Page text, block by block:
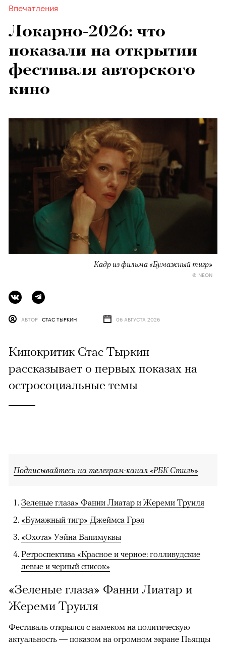
Впечатления
Локарно-2026: что
показали на открытии
фестиваля авторского
кино
Кадр из фильма «Бумажный тигр»
© NEON
АВТОР СТАС ТЫРКИН 06 АВГУСТА 2026
Кинокритик Стас Тыркин
рассказывает о первых показах на
остросоциальные темы
Подписывайтесь на телеграм-канал «РБК Стиль»
Зеленые глаза» Фанни Лиатар и Жереми Труиля
«Бумажный тигр» Джеймса Грэя
«Охота» Уэйна Вапимуквы
Ретроспектива «Красное и черное: голливудские
левые и черный список»
«Зеленые глаза» Фанни Лиатар и
Жереми Труиля
Фестиваль открылся с намеком на политическую
актуальность — показом на огромном экране Пьяццы